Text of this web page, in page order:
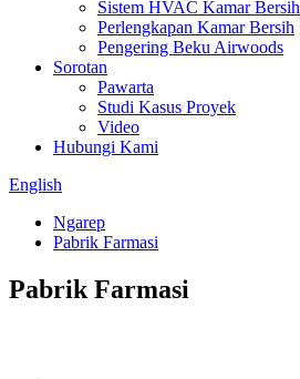
Sistem HVAC Kamar Bersih
Perlengkapan Kamar Bersih
Pengering Beku Airwoods
Sorotan
Pawarta
Studi Kasus Proyek
Video
Hubungi Kami
English
Ngarep
Pabrik Farmasi
Pabrik Farmasi